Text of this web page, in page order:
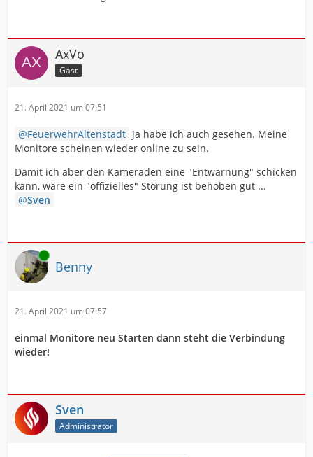
AxVo
Gast
21. April 2021 um 07:51
FeuerwehrAltenstadt ja habe ich auch gesehen. Meine
Monitore scheinen wieder online zu sein.
Damit ich aber den Kameraden eine "Entwarnung" schicken
kann, wäre ein "offizielles" Störung ist behoben gut ...
Sven
Online
Benny
21. April 2021 um 07:57
einmal Monitore neu Starten dann steht die Verbindung
wieder!
Sven
Administrator